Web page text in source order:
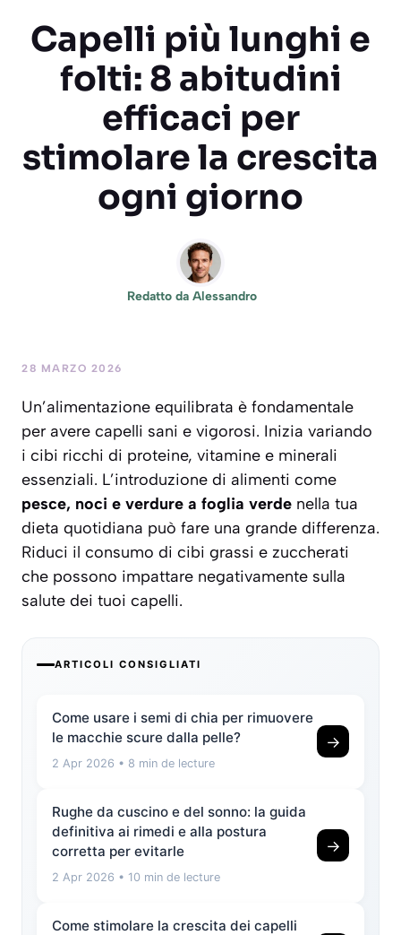
Capelli più lunghi e
folti: 8 abitudini
efficaci per
stimolare la crescita
ogni giorno
Redatto da Alessandro
28 MARZO 2026
Un’alimentazione equilibrata è fondamentale
per avere capelli sani e vigorosi. Inizia variando
i cibi ricchi di proteine, vitamine e minerali
essenziali. L’introduzione di alimenti come
pesce, noci e verdure a foglia verde nella tua
dieta quotidiana può fare una grande differenza.
Riduci il consumo di cibi grassi e zuccherati
che possono impattare negativamente sulla
salute dei tuoi capelli.
ARTICOLI CONSIGLIATI
Come usare i semi di chia per rimuovere
le macchie scure dalla pelle?
2 Apr 2026 • 8 min de lecture
→
Rughe da cuscino e del sonno: la guida
definitiva ai rimedi e alla postura
corretta per evitarle
2 Apr 2026 • 10 min de lecture
→
Come stimolare la crescita dei capelli